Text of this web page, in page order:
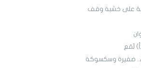
على خشبة وقف
لَمَع
ضفيرة وسكسوكة